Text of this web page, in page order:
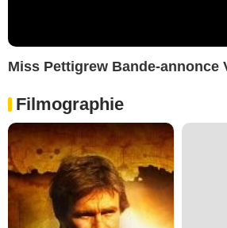
Miss Pettigrew Bande-annonce
Filmographie